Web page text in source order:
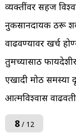
व्यक्तींवर सहज
नुकसानदायक ठरू
वाढवण्यावर खर्च
तुमच्यासाठी
एखादी मोठी
आत्मविश्वास
8/ 12